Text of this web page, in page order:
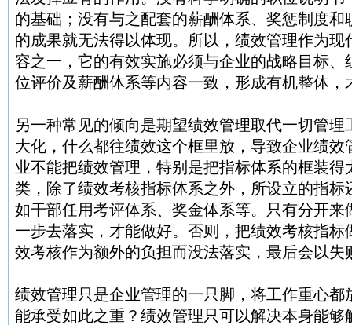
的基础；没有与之配套的薪酬体系、奖惩制度
的成果就无法得以体现。所以，绩效管理作为
容之一，它的有效实施必须与企业的战略目标、
位评价及薪酬体系等内容一致，形成有机整体，
另一种常见的倾向是期望绩效管理取代一切管
大化，什么都往绩效这个框里放，导致企业绩
业不能把绩效管理，特别是把指标体系的框装得
类，除了绩效考核指标体系之外，所设立的指标
如干部任用考评体系、奖金体系等。只有分开来
一步去落实，才能做好。否则，把绩效考核指
效考核作为额外的负担而没法落实，最后会以失
绩效管理只是企业管理的一只脚，将工作重心都
能承受如此之重？绩效管理只可以解决本身能够